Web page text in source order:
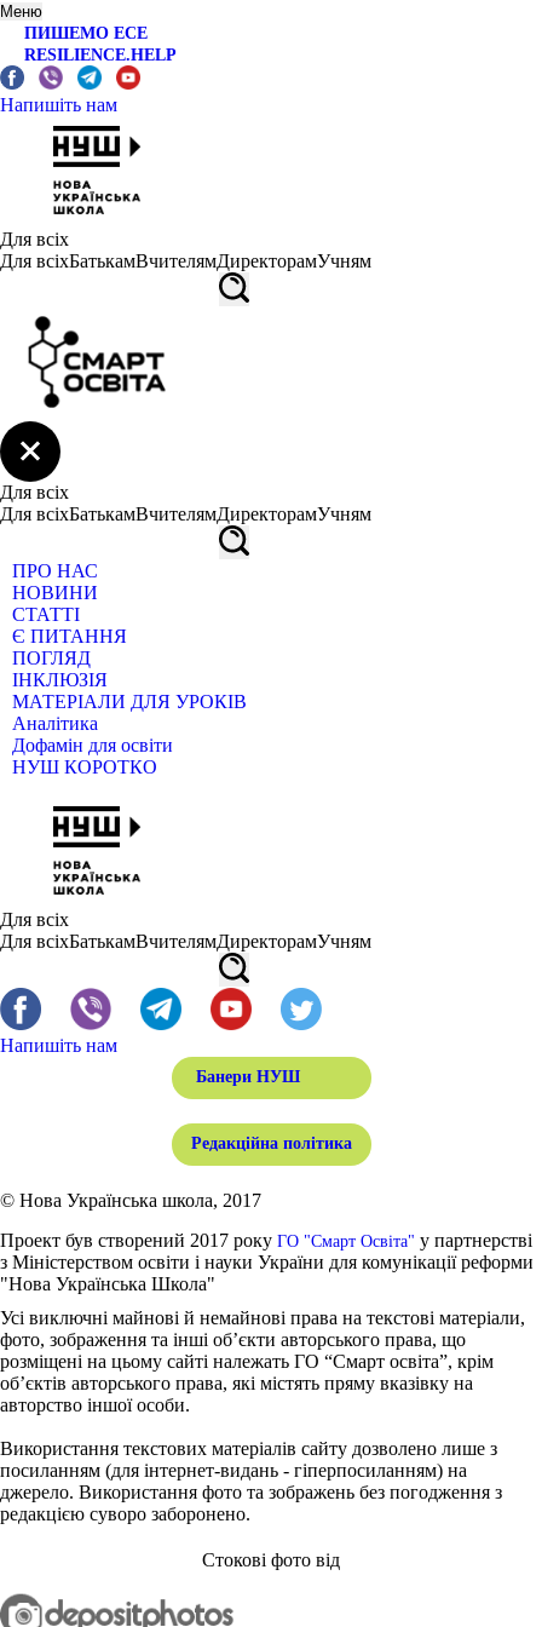
Меню
ПИШЕМО ЕСЕ
RESILIENCE.HELP
Напишіть нам
Для всіх
Для всіхБатькамВчителямДиректорамУчням
Для всіх
Для всіхБатькамВчителямДиректорамУчням
ПРО НАС
НОВИНИ
СТАТТІ
Є ПИТАННЯ
ПОГЛЯД
ІНКЛЮЗІЯ
МАТЕРІАЛИ ДЛЯ УРОКІВ
Аналітика
Дофамін для освіти
НУШ КОРОТКО
Для всіх
Для всіхБатькамВчителямДиректорамУчням
Напишіть нам
Банери НУШ
Редакційна політика
© Нова Українська школа, 2017
Проект був створений 2017 року ГО "Смарт Освіта" у партнерстві
з Міністерством освіти і науки України для комунікації реформи
"Нова Українська Школа"
Усі виключні майнові й немайнові права на текстові матеріали,
фото, зображення та інші об’єкти авторського права, що
розміщені на цьому сайті належать ГО “Смарт освіта”, крім
об’єктів авторського права, які містять пряму вказівку на
авторство іншої особи.
Використання текстових матеріалів сайту дозволено лише з
посиланням (для інтернет-видань - гіперпосиланням) на
джерело. Використання фото та зображень без погодження з
редакцією суворо заборонено.
Стокові фото від